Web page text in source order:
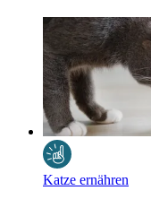
Katze ernähren